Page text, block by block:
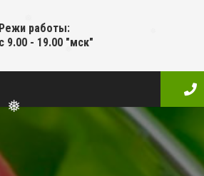
❅
Режи работы:
с 9.00 - 19.00 "мск"